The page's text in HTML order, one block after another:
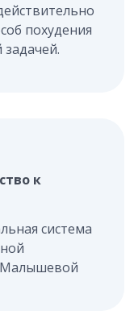
похудения
к
система
Малышевой